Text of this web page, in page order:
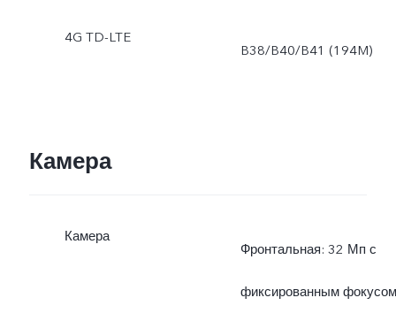
4G TD-LTE
B38/B40/B41 (194M)
Камера
Камера
Фронтальная: 32 Мп с
фиксированным фокусом